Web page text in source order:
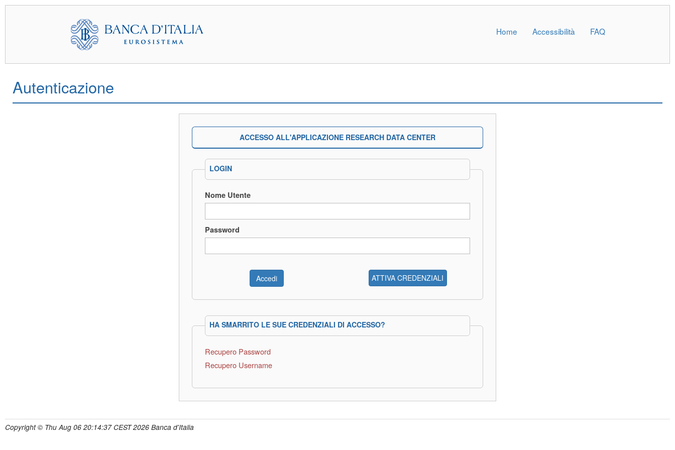
Home Accessibilità FAQ
Autenticazione
ACCESSO ALL'APPLICAZIONE RESEARCH DATA CENTER
LOGIN
Nome Utente
Password
ATTIVA CREDENZIALI
HA SMARRITO LE SUE CREDENZIALI DI ACCESSO?
Recupero Password
Recupero Username
Copyright © Thu Aug 06 20:14:37 CEST 2026 Banca d'Italia